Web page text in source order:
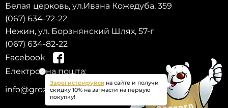
Белая церковь, ул.Ивана Кожедуба, 359
(067) 634-72-22
Нежин, ул. Борзнянский Шлях, 57-г
(067) 634-82-22
Facebook
Електронна пошта:
info@grozber.com
Зарегистрируйся на сайте и получи
скидку 10% на запчасти на первую
покупку!